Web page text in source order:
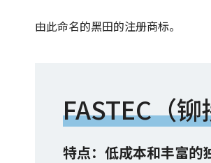
由此命名的黑田的注册商标。
FASTEC（
特点：低成本和丰富的